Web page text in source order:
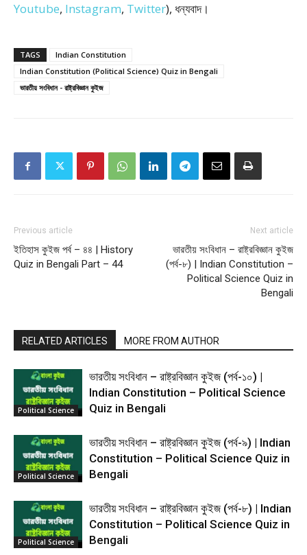
Youtube, Instagram, Twitter), ধন্যবাদ।
TAGS
Indian Constitution
Indian Constitution (Political Science) Quiz in Bengali
ভারতীয় সংবিধান - রাষ্ট্রবিজ্ঞান কুইজ
Previous article
ইতিহাস কুইজ পর্ব – ৪৪ | History
Quiz in Bengali Part – 44
Next article
ভারতীয় সংবিধান – রাষ্ট্রবিজ্ঞান কুইজ
(পর্ব-৮) | Indian Constitution –
Political Science Quiz in
Bengali
RELATED ARTICLES MORE FROM AUTHOR
Political Science
ভারতীয় সংবিধান – রাষ্ট্রবিজ্ঞান কুইজ (পর্ব-১০) |
Indian Constitution – Political Science
Quiz in Bengali
Political Science
ভারতীয় সংবিধান – রাষ্ট্রবিজ্ঞান কুইজ (পর্ব-৯) | Indian
Constitution – Political Science Quiz in
Bengali
Political Science
ভারতীয় সংবিধান – রাষ্ট্রবিজ্ঞান কুইজ (পর্ব-৮) | Indian
Constitution – Political Science Quiz in
Bengali